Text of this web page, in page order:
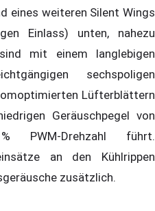
eines weiteren Silent Wings
Einlass) unten, nahezu
mit einem langlebigen
sechspoligen
Lüfterblättern
Geräuschpegel von
Drehzahl führt.
an den Kühlrippen
zusätzlich.